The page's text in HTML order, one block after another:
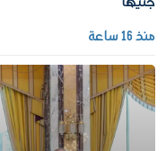
منذ 16 ساعة